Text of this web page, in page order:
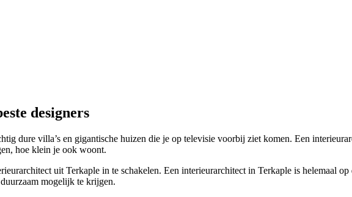
designers
dure villa’s en gigantische huizen die je op televisie voorbij ziet komen. Een
hoe klein je ook woont.
uit Terkaple in te schakelen. Een interieurarchitect in Terkaple is helemaal
mogelijk te krijgen.